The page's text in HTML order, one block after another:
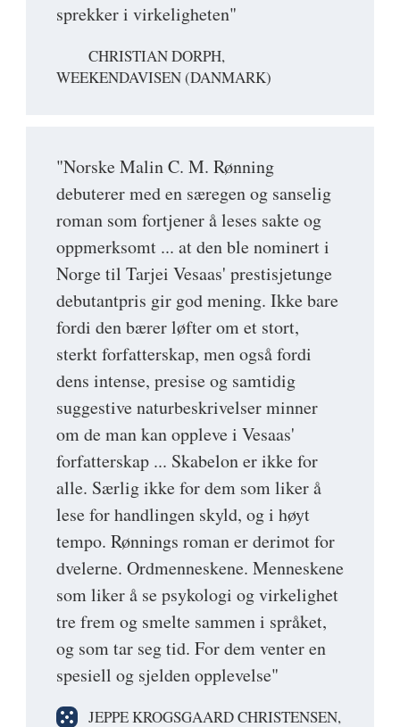
sprekker i virkeligheten"
CHRISTIAN DORPH,
WEEKENDAVISEN (DANMARK)
"Norske Malin C. M. Rønning
debuterer med en særegen og sanselig
roman som fortjener å leses sakte og
oppmerksomt ... at den ble nominert i
Norge til Tarjei Vesaas' prestisjetunge
debutantpris gir god mening. Ikke bare
fordi den bærer løfter om et stort,
sterkt forfatterskap, men også fordi
dens intense, presise og samtidig
suggestive naturbeskrivelser minner
om de man kan oppleve i Vesaas'
forfatterskap ... Skabelon er ikke for
alle. Særlig ikke for dem som liker å
lese for handlingen skyld, og i høyt
tempo. Rønnings roman er derimot for
dvelerne. Ordmenneskene. Menneskene
som liker å se psykologi og virkelighet
tre frem og smelte sammen i språket,
og som tar seg tid. For dem venter en
spesiell og sjelden opplevelse"
JEPPE KROGSGAARD CHRISTENSEN,